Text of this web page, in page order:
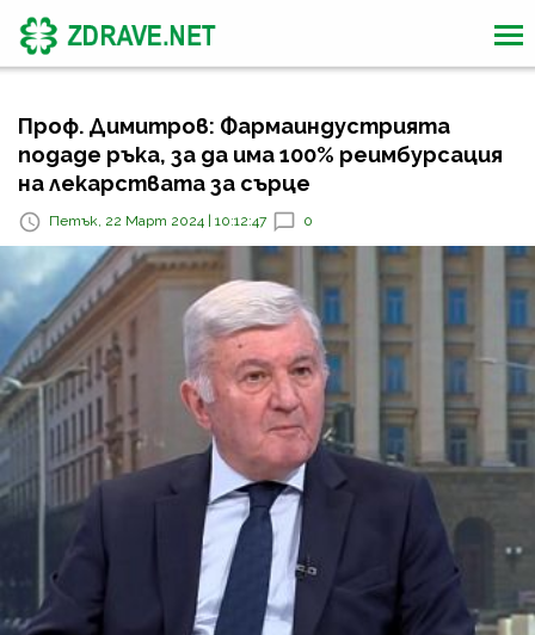
Проф. Димитров: Фармаиндустрията
подаде ръка, за да има 100% реимбурсация
на лекарствата за сърце
Петък, 22 Март 2024 | 10:12:47 0